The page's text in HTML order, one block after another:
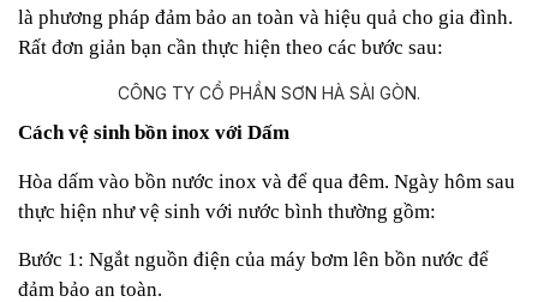
là phương pháp đảm bảo an toàn và hiệu quả cho gia đình.
Rất đơn giản bạn cần thực hiện theo các bước sau:
Cách vệ sinh bồn inox với Dấm
Hòa dấm vào bồn nước inox và để qua đêm. Ngày hôm sau
thực hiện như vệ sinh với nước bình thường gồm:
Bước 1: Ngắt nguồn điện của máy bơm lên bồn nước để
đảm bảo an toàn.